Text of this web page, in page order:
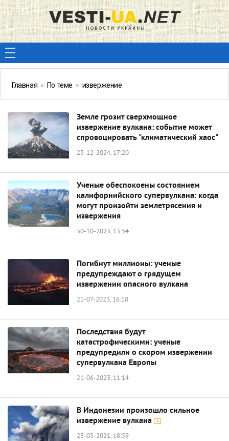
Главная » По теме » извержение
Земле грозит сверхмощное
извержение вулкана: событие может
спровоцировать "климатический хаос"
25-12-2024, 17:20
Ученые обеспокоены состоянием
калифорнийского супервулкана: когда
могут произойти землетрясения и
извержения
30-10-2023, 13:54
Погибнут миллионы: ученые
предупреждают о грядущем
извержении опасного вулкана
21-07-2023, 16:18
Последствия будут
катастрофическими: ученые
предупредили о скором извержении
супервулкана Европы
21-06-2023, 11:14
В Индонезии произошло сильное
извержение вулкана
23-05-2021, 18:59